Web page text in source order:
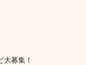
募集！